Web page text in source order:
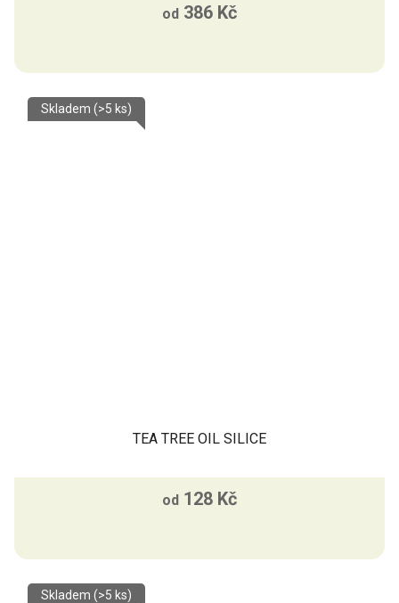
od 386 Kč
TEA TREE OIL SILICE
Skladem (>5 ks)
od 128 Kč
Skladem (>5 ks)